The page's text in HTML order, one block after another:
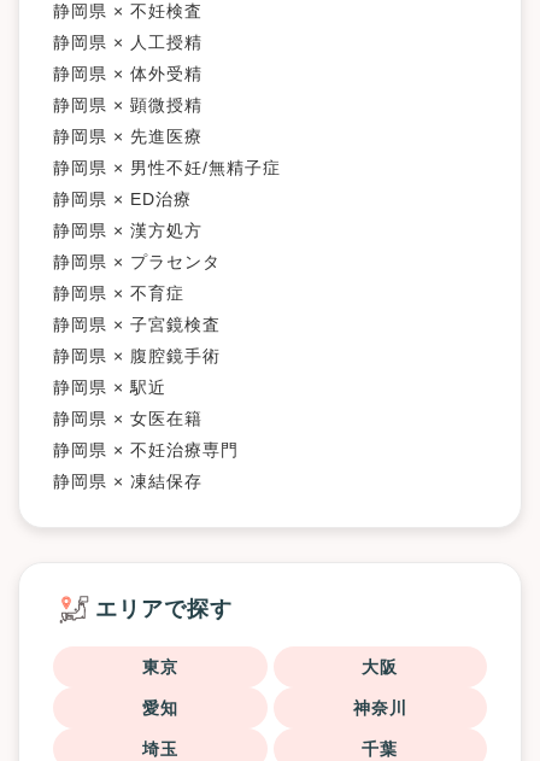
静岡県 × 不妊検査
静岡県 × 人工授精
静岡県 × 体外受精
静岡県 × 顕微授精
静岡県 × 先進医療
静岡県 × 男性不妊/無精子症
静岡県 × ED治療
静岡県 × 漢方処方
静岡県 × プラセンタ
静岡県 × 不育症
静岡県 × 子宮鏡検査
静岡県 × 腹腔鏡手術
静岡県 × 駅近
静岡県 × 女医在籍
静岡県 × 不妊治療専門
静岡県 × 凍結保存
エリアで探す
東京 大阪
愛知 神奈川
埼玉 千葉